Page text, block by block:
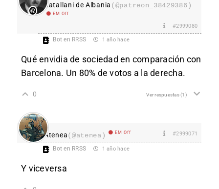
Katallani de Albania (@patreon_38429386)
EM Off
#2999080
Bot en RRSS 1 año hace
Qué envidia de sociedad en comparación con
Barcelona. Un 80% de votos a la derecha.
0 Ver respuestas(1)
Atenea(@atenea) EM Off #2999071
Bot en RRSS 1 año hace
Y viceversa